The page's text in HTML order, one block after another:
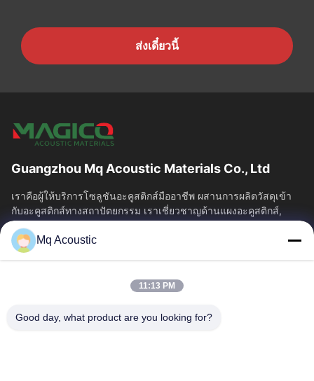
ส่งเดี๋ยวนี้
Guangzhou Mq Acoustic Materials Co., Ltd
เราคือผู้ให้บริการโซลูชันอะคูสติกส์มืออาชีพ ผสานการผลิตวัสดุเข้า
กับอะคูสติกส์ทางสถาปัตยกรรม เราเชี่ยวชาญด้านแผงอะคูสติกส์,
Bass Traps...
ลิงค์เร็ว
เกี่ยวกับเรา
ทัวร์โรงงาน
การควบคุมคุณภาพ
Mq Acoustic
11:13 PM
Good day, what product are you looking for?